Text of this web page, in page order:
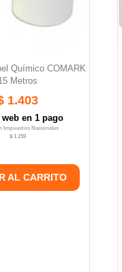
Químico COMARK
Metros
1.403
web en 1 pago
Impuestos Nacionales
$ 1.159
AL CARRITO